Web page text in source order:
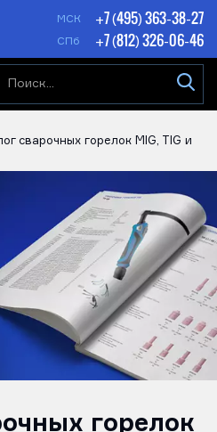
МСК +7 (495) 363-38-27
СПб +7 (812) 326-06-46
сварочных горелок MIG, TIG и
горелок